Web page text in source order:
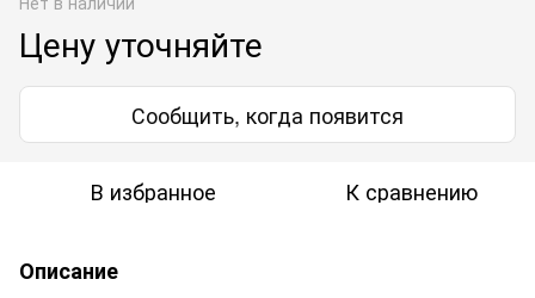
Цену уточняйте
Сообщить, когда появится
В избранное К сравнению
Описание